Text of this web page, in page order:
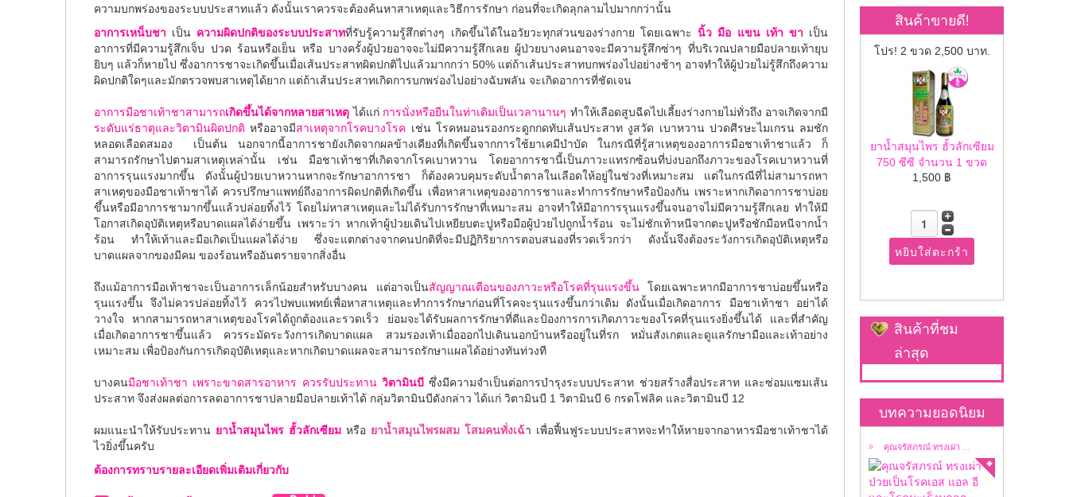
ความบกพร่องของระบบประสาทแล้ว ดังนั้นเราควรจะต้องค้นหาสาเหตุและวิธีการรักษา ก่อนที่จะเกิดลุกลามไปมากกว่านั้น
อาการเหน็บชา เป็น ความผิดปกติของระบบประสาทที่รับรู้ความรู้สึกต่างๆ เกิดขึ้นได้ในอวัยวะทุกส่วนของร่างกาย โดยเฉพาะนิ้ว มือ แขน เท้า ขา เป็น
อาการที่มีความรู้สึกเจ็บ ปวด ร้อนหรือเย็น หรือ บางครั้งผู้ป่วยอาจจะไม่มีความรู้สึกเลย ผู้ป่วยบางคนอาจจะมีความรู้สึกซ่าๆ ที่บริเวณปลายมือปลายเท้ายุบ
ยิบๆ แล้วก็หายไป ซึ่งอาการชาจะเกิดขึ้นเมื่อเส้นประสาทผิดปกติไปแล้วมากกว่า 50% แต่ถ้าเส้นประสาทบกพร่องไปอย่างช้าๆ อาจทำให้ผู้ป่วยไม่รู้สึกถึงความ
ผิดปกติใดๆและมักตรวจพบสาเหตุได้ยาก แต่ถ้าเส้นประสาทเกิดการบกพร่องไปอย่างฉับพลัน จะเกิดอาการที่ชัดเจน
อาการมือชาเท้าชาสามารถเกิดขึ้นได้จากหลายสาเหตุ ได้แก่ การนั่งหรือยืนในท่าเดิมเป็นเวลานานๆ ทำให้เลือดสูบฉีดไปเลี้ยงร่างกายไม่ทั่วถึง อาจเกิดจากมี
ระดับแร่ธาตุและวิตามินผิดปกติ หรืออาจมีสาเหตุจากโรคบางโรค เช่น โรคหมอนรองกระดูกกดทับเส้นประสาท งูสวัด เบาหวาน ปวดศีรษะไมเกรน ลมชัก
หลอดเลือดสมอง เป็นต้น นอกจากนี้อาการชายังเกิดจากผลข้างเคียงที่เกิดขึ้นจากการใช้ยาเคมีบำบัด ในกรณีที่รู้สาเหตุของอาการมือชาเท้าชาแล้ว ก็
สามารถรักษาไปตามสาเหตุเหล่านั้น เช่น มือชาเท้าชาที่เกิดจากโรคเบาหวาน โดยอาการชานี้เป็นภาวะแทรกซ้อนที่บ่งบอกถึงภาวะของโรคเบาหวานที่
อาการรุนแรงมากขึ้น ดังนั้นผู้ป่วยเบาหวานหากจะรักษาอาการชา ก็ต้องควบคุมระดับน้ำตาลในเลือดให้อยู่ในช่วงที่เหมาะสม แต่ในกรณีที่ไม่สามารถหา
สาเหตุของมือชาเท้าชาได้ ควรปรึกษาแพทย์ถึงอาการผิดปกติที่เกิดขึ้น เพื่อหาสาเหตุของอาการชาและทำการรักษาหรือป้องกัน เพราะหากเกิดอาการชาบ่อย
ขึ้นหรือมีอาการชามากขึ้นแล้วปล่อยทิ้งไว้ โดยไม่หาสาเหตุและไม่ได้รับการรักษาที่เหมาะสม อาจทำให้มีอาการรุนแรงขึ้นจนอาจไม่มีความรู้สึกเลย ทำให้มี
โอกาสเกิดอุบัติเหตุหรือบาดแผลได้ง่ายขึ้น เพราะว่า หากเท้าผู้ป่วยเดินไปเหยียบตะปูหรือมือผู้ป่วยไปถูกน้ำร้อน จะไม่ชักเท้าหนีจากตะปูหรือชักมือหนีจากน้ำ
ร้อน ทำให้เท้าและมือเกิดเป็นแผลได้ง่าย ซึ่งจะแตกต่างจากคนปกติที่จะมีปฏิกิริยาการตอบสนองที่รวดเร็วกว่า ดังนั้นจึงต้องระวังการเกิดอุบัติเหตุหรือ
บาดแผลจากของมีคม ของร้อนหรืออันตรายจากสิ่งอื่น
ถึงแม้อาการมือเท้าชาจะเป็นอาการเล็กน้อยสำหรับบางคน แต่อาจเป็นสัญญาณเตือนของภาวะหรือโรคที่รุนแรงขึ้นโดยเฉพาะหากมีอาการชาบ่อยขึ้นหรือ
รุนแรงขึ้น จึงไม่ควรปล่อยทิ้งไว้ ควรไปพบแพทย์เพื่อหาสาเหตุและทำการรักษาก่อนที่โรคจะรุนแรงขึ้นกว่าเดิม ดังนั้นเมื่อเกิดอาการ มือชาเท้าชา อย่าได้
วางใจ หากสามารถหาสาเหตุของโรคได้ถูกต้องและรวดเร็ว ย่อมจะได้รับผลการรักษาที่ดีและป้องการการเกิดภาวะของโรคที่รุนแรงยิ่งขึ้นได้ และที่สำคัญ
เมื่อเกิดอาการชาขึ้นแล้ว ควรระมัดระวังการเกิดบาดแผล สวมรองเท้าเมื่อออกไปเดินนอกบ้านหรืออยู่ในที่รก หมั่นสังเกตและดูแลรักษามือและเท้าอย่าง
เหมาะสม เพื่อป้องกันการเกิดอุบัติเหตุและหากเกิดบาดแผลจะสามารถรักษาแผลได้อย่างทันท่วงที
บางคนมือชาเท้าชา เพราะขาดสารอาหาร ควรรับประทานวิตามินบี ซึ่งมีความจำเป็นต่อการบำรุงระบบประสาท ช่วยสร้างสื่อประสาท และซ่อมแซมเส้น
ประสาท จึงส่งผลต่อการลดอาการชาปลายมือปลายเท้าได้ กลุ่มวิตามินบีดังกล่าว ได้แก่ วิตามินบี 1 วิตามินบี 6 กรดโฟลิค และวิตามินบี 12
ผมแนะนำให้รับประทาน ยาน้ำสมุนไพร ฮั้วลักเซียม หรือ ยาน้ำสมุนไพรผสม โสมคนทั่งเฉ้า เพื่อฟื้นฟูระบบประสาทจะทำให้หายจากอาหารมือชาเท้าชาได้
ไวยิ่งขึ้นครับ
ต้องการทราบรายละเอียดเพิ่มเติมเกี่ยวกับ
สินค้าขายดี!
โปร! 2 ขวด 2,500 บาท.
ยาน้ำสมุนไพร ฮั้วลักเซียม
750 ซีซี จำนวน 1 ขวด
1,500 ฿
สินค้าที่ชม
ล่าสุด
บทความยอดนิยม
คุณจรัสภรณ์ ทรงเผ่า ...
ป่วยเป็นโรคเอส แอล อี
เป็น ยาน้ำสมุนไพร
สูตรต้นตำรับฮ่องเต้ ...